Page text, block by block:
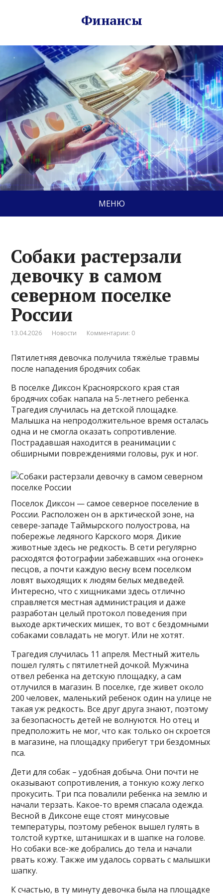
Финансы
МЕНЮ
Собаки растерзали
девочку в самом
северном поселке
России
13.04.2026 Новости Комментарии: 0
Пятилетняя девочка получила тяжёлые травмы
после нападения бродячих собак
В поселке Диксон Красноярского края стая
бродячих собак напала на 5-летнего ребенка.
Трагедия случилась на детской площадке.
Малышка на непродолжительное время осталась
одна и не смогла оказать сопротивление.
Пострадавшая находится в реанимации с
обширными повреждениями головы, рук и ног.
Поселок Диксон — самое северное поселение в
России. Расположен он в арктической зоне, на
севере-западе Таймырского полуострова, на
побережье ледяного Карского моря. Дикие
животные здесь не редкость. В сети регулярно
расходятся фотографии забежавших «на огонек»
песцов, а почти каждую весну всем поселком
ловят выходящих к людям белых медведей.
Интересно, что с хищниками здесь отлично
справляется местная администрация и даже
разработан целый протокол поведения при
выходе арктических мишек, то вот с бездомными
собаками совладать не могут. Или не хотят.
Трагедия случилась 11 апреля. Местный житель
пошел гулять с пятилетней дочкой. Мужчина
отвел ребенка на детскую площадку, а сам
отлучился в магазин. В поселке, где живет около
200 человек, маленький ребенок один на улице не
такая уж редкость. Все друг друга знают, поэтому
за безопасность детей не волнуются. Но отец и
предположить не мог, что как только он скроется
в магазине, на площадку прибегут три бездомных
пса.
Дети для собак – удобная добыча. Они почти не
оказывают сопротивления, а тонкую кожу легко
прокусить. Три пса повалили ребенка на землю и
начали терзать. Какое-то время спасала одежда.
Весной в Диксоне еще стоят минусовые
температуры, поэтому ребенок вышел гулять в
толстой куртке, штанишках и в шапке на голове.
Но собаки все-же добрались до тела и начали
рвать кожу. Также им удалось сорвать с малышки
шапку.
К счастью, в ту минуту девочка была на площадке